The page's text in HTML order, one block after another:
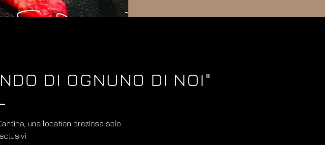
DI OGNUNO DI NOI"
una location preziosa solo